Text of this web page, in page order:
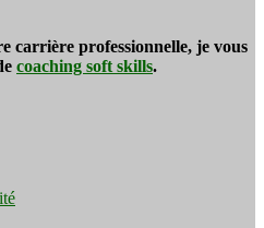
carrière professionnelle, je vous
coaching soft skills.